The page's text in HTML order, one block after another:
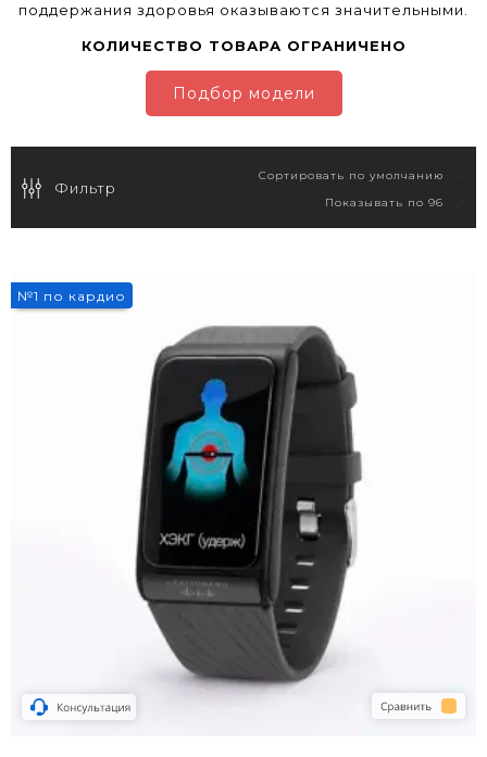
поддержания здоровья оказываются значительными.
КОЛИЧЕСТВО ТОВАРА ОГРАНИЧЕНО
Подбор модели
Фильтр
№1 по кардио